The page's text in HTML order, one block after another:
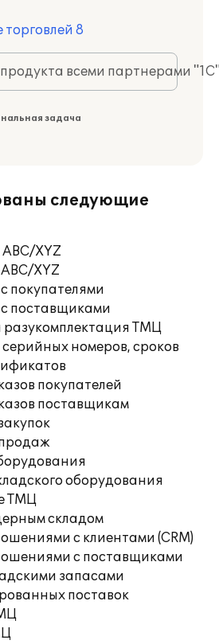
8
всеми партнерами
задача
следующие
XYZ
XYZ
покупателями
поставщиками
разукомплектация ТМЦ
серийных номеров, сроков
покупателей
поставщикам
оборудования
ТМЦ
складом
с клиентами (CRM)
с поставщиками
запасами
поставок